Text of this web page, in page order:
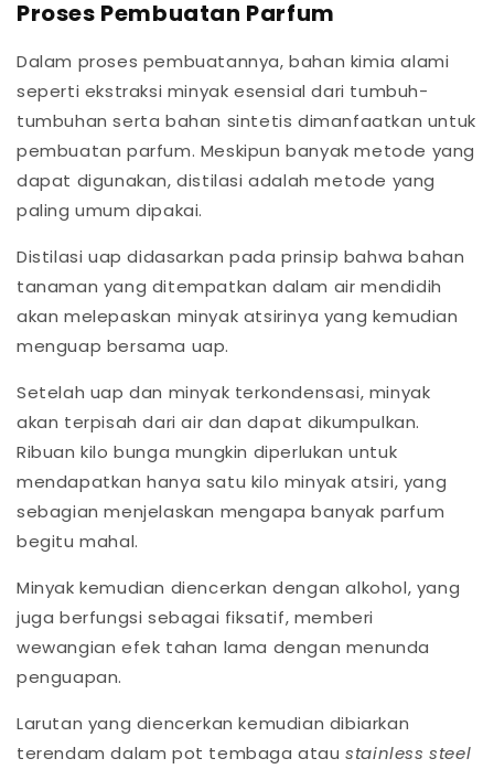
Proses Pembuatan Parfum
Dalam proses pembuatannya, bahan kimia alami
seperti ekstraksi minyak esensial dari tumbuh-
tumbuhan serta bahan sintetis dimanfaatkan untuk
pembuatan parfum. Meskipun banyak metode yang
dapat digunakan, distilasi adalah metode yang
paling umum dipakai.
Distilasi uap didasarkan pada prinsip bahwa bahan
tanaman yang ditempatkan dalam air mendidih
akan melepaskan minyak atsirinya yang kemudian
menguap bersama uap.
Setelah uap dan minyak terkondensasi, minyak
akan terpisah dari air dan dapat dikumpulkan.
Ribuan kilo bunga mungkin diperlukan untuk
mendapatkan hanya satu kilo minyak atsiri, yang
sebagian menjelaskan mengapa banyak parfum
begitu mahal.
Minyak kemudian diencerkan dengan alkohol, yang
juga berfungsi sebagai fiksatif, memberi
wewangian efek tahan lama dengan menunda
penguapan.
Larutan yang diencerkan kemudian dibiarkan
terendam dalam pot tembaga ataustainless steel